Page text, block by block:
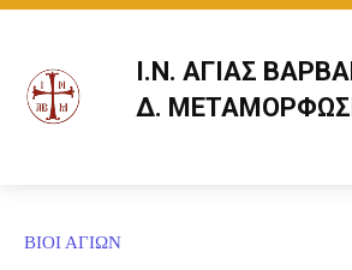
Ι.Ν. ΑΓΙΑΣ
Δ.
ΒΙΟΙ ΑΓΙΩΝ